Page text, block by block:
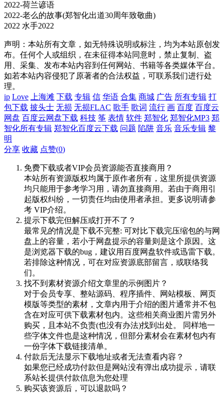
2022-荷兰谚语
2022-老么的故事(郑智化出道30周年致敬曲)
2022 水手2022
声明：本站所有文章，如无特殊说明或标注，均为本站原创发
布。任何个人或组织，在未征得本站同意时，禁止复制、盗
用、采集、发布本站内容到任何网站、书籍等各类媒体平台。
如若本站内容侵犯了原著者的合法权益，可联系我们进行处
理。
ip Love 上海滩 下载 专辑 信 华语 合集 商城 广告 所有专辑 打
包下载 披头士 无损 无损FLAC 歌手 歌词 流行 画 百度 百度云
网盘 百度云网盘下载 科技 筝 表情 软件 郑智化 郑智化MP3 郑
智化所有专辑 郑智化百度云下载 问题 陷阱 音乐 音乐专辑 黎
明
分享 收藏 点赞(0)
免费下载或者VIP会员资源能否直接商用？
本站所有资源版权均属于原作者所有，这里所提供资源
均只能用于参考学习用，请勿直接商用。若由于商用引
起版权纠纷，一切责任均由使用者承担。更多说明请参
考 VIP介绍。
提示下载完但解压或打开不了？
最常见的情况是下载不完整: 可对比下载完压缩包的与网
盘上的容量，若小于网盘提示的容量则是这个原因。这
是浏览器下载的bug，建议用百度网盘软件或迅雷下载。
若排除这种情况，可在对应资源底部留言，或联络我
们。
找不到素材资源介绍文章里的示例图片？
对于会员专享、整站源码、程序插件、网站模板、网页
模版等类型的素材，文章内用于介绍的图片通常并不包
含在对应可供下载素材包内。这些相关商业图片需另外
购买，且本站不负责(也没有办法)找到出处。 同样地一
些字体文件也是这种情况，但部分素材会在素材包内有
一份字体下载链接清单。
付款后无法显示下载地址或者无法查看内容？
如果您已经成功付款但是网站没有弹出成功提示，请联
系站长提供付款信息为您处理
购买该资源后，可以退款吗？